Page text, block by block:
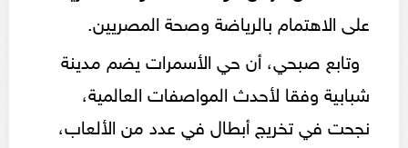
على الاهتمام بالرياضة وصحة المصريين.
وتابع صبحي، أن حي الأسمرات يضم مدينة
شبابية وفقا لأحدث المواصفات العالمية،
نجحت في تخريج أبطال في عدد من الألعاب،